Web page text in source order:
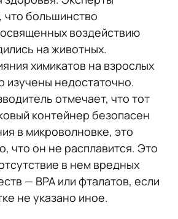
что большинство
воздействию
на животных.
химикатов на взрослых
изучены недостаточно.
отмечает, что тот
контейнер безопасен
в микроволновке, это
что он не расплавится. Это
в нем вредных
— BPA или фталатов, если
не указано иное.